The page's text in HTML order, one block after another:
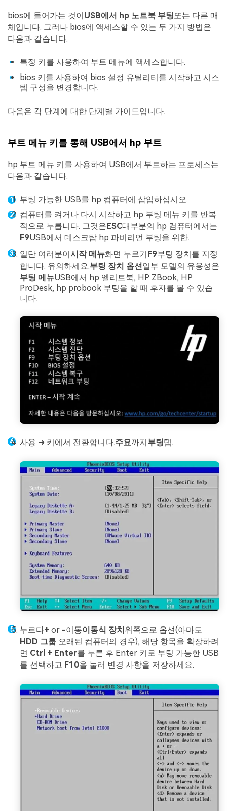
bios에 들어가는 것이USB에서 hp 노트북 부팅또는 다른 매
체입니다. 그러나 bios에 액세스할 수 있는 두 가지 방법은
다음과 같습니다.
특정 키를 사용하여 부트 메뉴에 액세스합니다.
bios 키를 사용하여 bios 설정 유틸리티를 시작하고 시스
템 구성을 변경합니다.
다음은 각 단계에 대한 단계별 가이드입니다.
부트 메뉴 키를 통해 USB에서 hp 부트
hp 부트 메뉴 키를 사용하여 USB에서 부트하는 프로세스는
다음과 같습니다.
부팅 가능한 USB를 hp 컴퓨터에 삽입하십시오.
컴퓨터를 켜거나 다시 시작하고 hp 부팅 메뉴 키를 반복
적으로 누릅니다. 그것은ESC대부분의 hp 컴퓨터에서는
F9USB에서 데스크탑 hp 파비리언 부팅을 위한.
일단 여러분이시작 메뉴화면 누르기F9부팅 장치를 지정
합니다. 유의하세요.부팅 장치 옵션일부 모델의 유용성은
부팅 메뉴USB에서 hp 엘리트북, HP ZBook, HP
ProDesk, hp probook 부팅을 할 때 후자를 볼 수 있습
니다.
사용 ➜ 키에서 전환합니다.주요까지 부팅탭.
누르다+ or -이동이동식 장치위쪽으로 옵션(아마도
HDD 그룹 오래된 컴퓨터의 경우), 해당 항목을 확장하려
면 Ctrl + Enter를 누른 후 Enter 키로 부팅 가능한 USB
를 선택하고 F10을 눌러 변경 사항을 저장하세요.